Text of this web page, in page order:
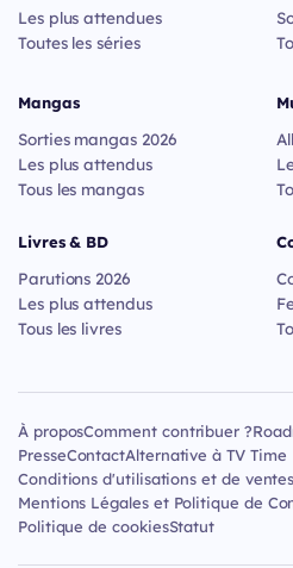
Les plus attendues
Toutes les séries
Mangas
Sorties mangas 2026
Les plus attendus
Tous les mangas
Livres & BD
Parutions 2026
Les plus attendus
Tous les livres
À proposComment contribuer ?
PresseContactAlternative à TV Time
Conditions d'utilisations et de ventes
Mentions Légales et Politique de
Politique de cookiesStatut